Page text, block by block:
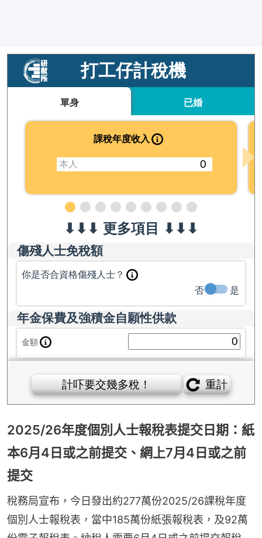
2025/26年度個別人士報稅表提交日期：紙
本6月4日或之前提交、網上7月4日或之前
提交
稅務局宣布，今日發出約277萬份2025/26課稅年度
個別人士報稅表，當中185萬份紙張報稅表，及92萬